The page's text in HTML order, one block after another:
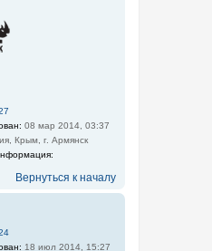
08 мар 2014, 03:37
Крым, г. Армянск
о
н
Вернуться к началу
18 июл 2014, 15:27